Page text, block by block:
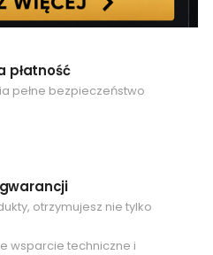
płatność
pełne bezpieczeństwo
otrzymujesz nie tylko
wsparcie techniczne i